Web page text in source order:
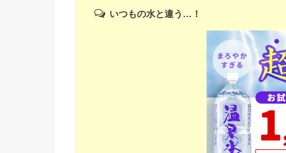
いつもの水と違う…！